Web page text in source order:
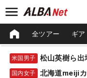
全ツアー ギア
米国男子
国内女子 北海道meiji